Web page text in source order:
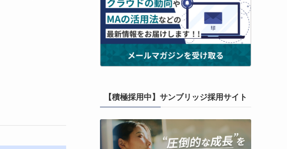
【積極採用中】サンブリッジ採用サイト